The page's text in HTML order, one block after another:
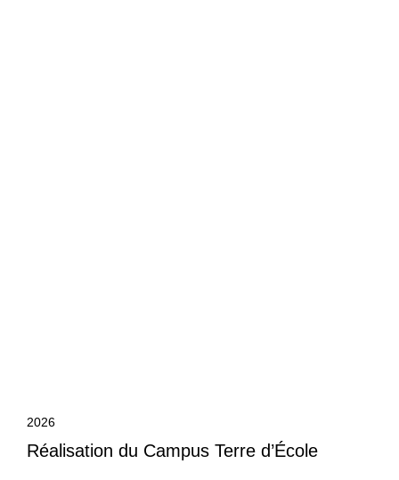
2026
Réalisation du Campus Terre d’École